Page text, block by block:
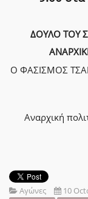
ΔΟΥΛΟ ΤΟΥ
Ο ΦΑΣΙΣΜΟΣ
Αναρχική
Αγώνες 10